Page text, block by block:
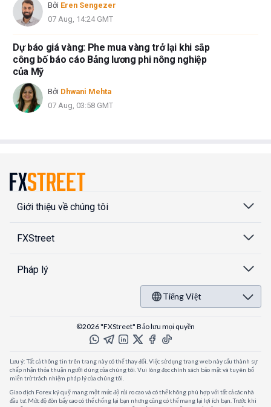
Bởi Eren Sengezer
07 Aug, 14:24 GMT
Dự báo giá vàng: Phe mua vàng trở lại khi sắp
công bố báo cáo Bảng lương phi nông nghiệp
của Mỹ
Bởi Dhwani Mehta
07 Aug, 03:58 GMT
Giới thiệu về chúng tôi
FXStreet
Pháp lý
Tiếng Việt
©2026 "FXStreet" Bảo lưu mọi quyền
Lưu ý: Tất cả thông tin trên trang này có thể thay đổi. Việc sử dụng trang web này cấu thành sự
chấp nhận thỏa thuận người dùng của chúng tôi. Vui lòng đọc chính sách bảo mật và tuyên bố
miễn trừ trách nhiệm pháp lý của chúng tôi.
Giao dịch Forex ký quỹ mang một mức độ rủi ro cao và có thể không phù hợp với tất cả các nhà
đầu tư. Mức độ đòn bẩy cao có thể chống lại bạn nhưng cũng có thể mang lại lợi ích bạn. Trước khi